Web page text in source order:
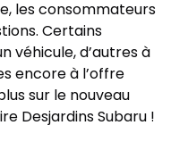
les consommateurs
Certains
véhicule, d’autres à
encore à l’offre
sur le nouveau
Desjardins Subaru !